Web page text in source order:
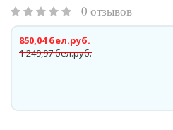
0 отзывов
1 249,97 бел.руб.
850,04 бел.руб.